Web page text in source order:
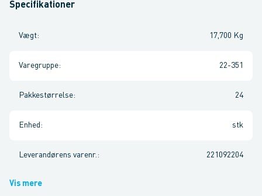
Specifikationer
Vægt: 17,700 Kg
Varegruppe: 22-351
Pakkestørrelse: 24
Enhed : stk
Leverandørens varenr. : 221092204
Vis mere